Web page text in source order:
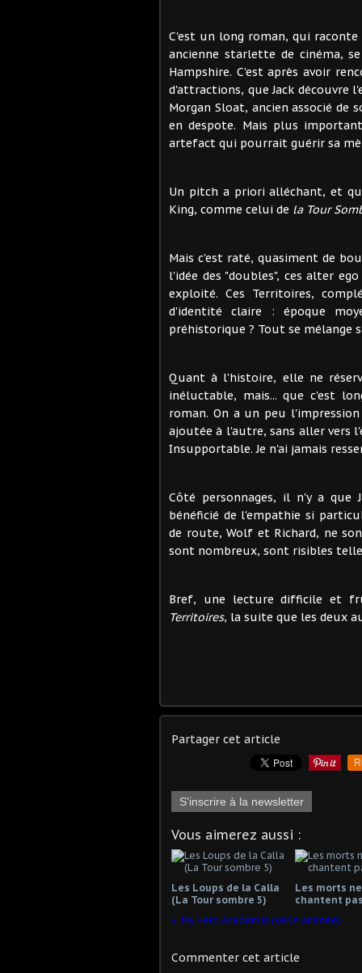
C'est un long roman, qui raconte
ancienne starlette de cinéma,
Hampshire. C'est après avoir
d'attractions, que Jack découvre
Morgan Sloat, ancien associé
en despote. Mais plus
artefact qui pourrait guérir sa
Un pitch a priori alléchant, et
King, comme celui de la Tour
Mais c'est raté, quasiment de
l'idée des "doubles", ces alter
exploité. Ces Territoires,
d'identité claire : époque
préhistorique ? Tout se mélange
Quant à l'histoire, elle ne
inéluctable, mais... que c'est
roman. On a un peu
ajoutée à l'autre, sans aller vers
Insupportable. Je n'ai jamais
Côté personnages, il n'y a
bénéficié de l'empathie si
de route, Wolf et Richard, ne
sont nombreux, sont risibles
Bref, une lecture difficile et
Territoires, la suite que les deux
Partager cet article
S'inscrire à la newsletter
Vous aimerez aussi :
Les Loups de la Calla
(La Tour sombre 5)
Les morts ne
chantent pas
My Hero Academia (série animée)
Commenter cet article